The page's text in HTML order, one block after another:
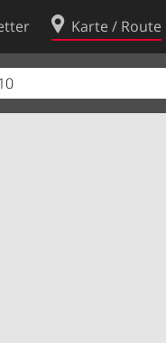
Karte / Route